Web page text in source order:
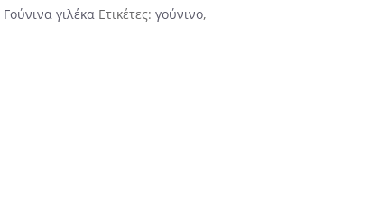
Γούνινα γιλέκα Ετικέτες: γούνινο,